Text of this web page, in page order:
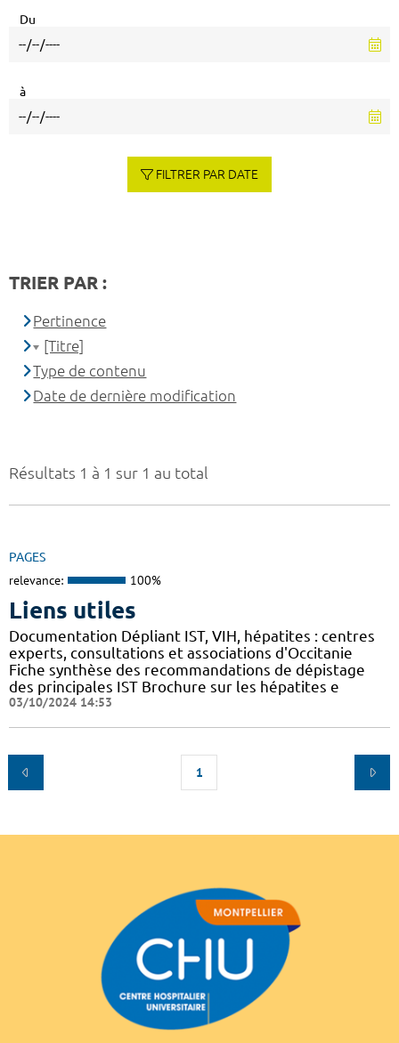
Résultats 1 à 1 sur 1 au total
PAGES
relevance: 100%
Liens utiles
Documentation Dépliant IST, VIH, hépatites : centres
experts, consultations et associations d'Occitanie
Fiche synthèse des recommandations de dépistage
des principales IST Brochure sur les hépatites e
03/10/2024 14:53
1
Du
à
FILTRER PAR DATE
TRIER PAR :
Pertinence
[Titre]
Type de contenu
Date de dernière modification